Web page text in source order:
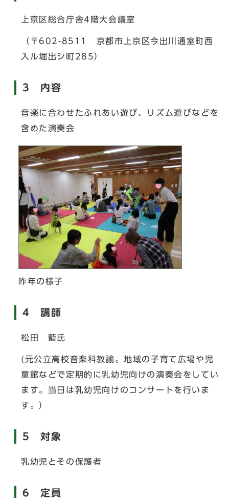
上京区総合庁舎4階大会議室
（〒602-8511 京都市上京区今出川通室町西
入ル堀出シ町285）
3 内容
音楽に合わせたふれあい遊び、リズム遊びなどを
含めた演奏会
昨年の様子
4 講師
松田 藍氏
(元公立高校音楽科教諭。地域の子育て広場や児
童館などで定期的に乳幼児向けの演奏会をしてい
ます。当日は乳幼児向けのコンサートを行いま
す。）
5 対象
乳幼児とその保護者
6 定員